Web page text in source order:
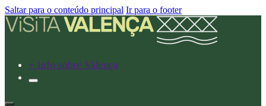
Saltar para o conteúdo principal Ir para o footer
+ Info sobre Valença